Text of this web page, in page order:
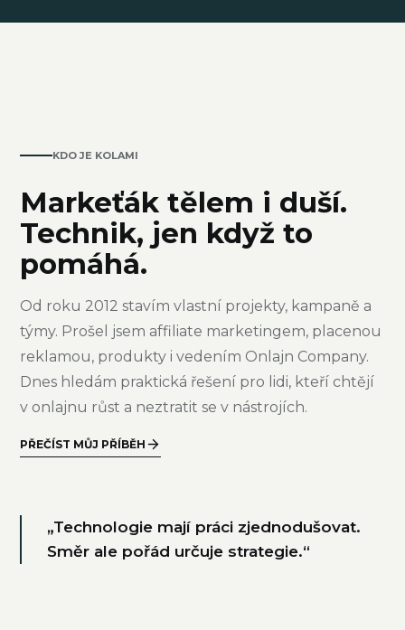
KDO JE KOLAMI
Markeťák tělem i duší.
Technik, jen když to
pomáhá.
Od roku 2012 stavím vlastní projekty, kampaně a
týmy. Prošel jsem affiliate marketingem, placenou
reklamou, produkty i vedením Onlajn Company.
Dnes hledám praktická řešení pro lidi, kteří chtějí
v onlajnu růst a neztratit se v nástrojích.
PŘEČÍST MŮJ PŘÍBĚH
„Technologie mají práci zjednodušovat.
Směr ale pořád určuje strategie.“